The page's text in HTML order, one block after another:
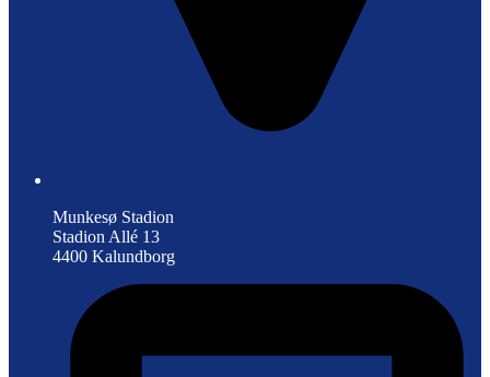
Munkesø Stadion
Stadion Allé 13
4400 Kalundborg